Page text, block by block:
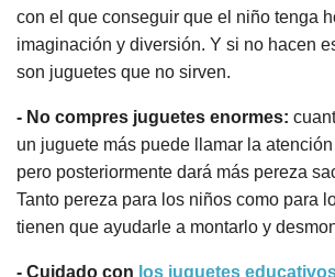
con el que conseguir que el niño tenga
imaginación y diversión. Y si no hacen
son juguetes que no sirven.
- No compres juguetes enormes:
un juguete más puede llamar la
pero posteriormente dará más pereza
Tanto pereza para los niños como para
tienen que ayudarle a montarlo y
- Cuidado con los juguetes